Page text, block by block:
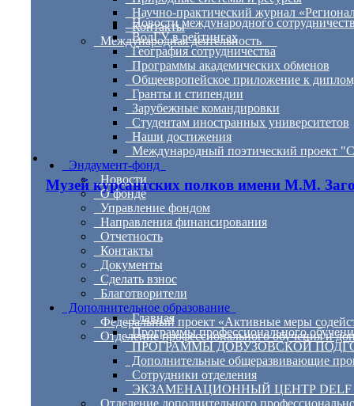
Научно-практический журнал
Контакты
Международная деятельность
Новости международного
ВолГУ в рейтингах
География сотрудничества
Программы академических обменов
Общеевропейское приложение к
Гранты и стипендии
Зарубежные командировки
Студентам иностранных университетов
Наши достижения
Международный поэтический проект
Эндаумент-фонд
Новости
О фонде
Управление фондом
Направления финансирования
Отчетность
Контакты
Документы
Сделать взнос
Благотворители
Дополнительное образование
Федеральный проект «Активные меры
Отделение профессионального обучения и
Главная
Программы профессионального
ПРОГРАММЫ ДОВУЗОВСКОЙ
Дополнительные общеразвивающие
Сотрудники отделения
ЭКЗАМЕНАЦИОННЫЙ ЦЕНТР DELF
Отделение дополнительного
Музей курсантских полков имени М.М.